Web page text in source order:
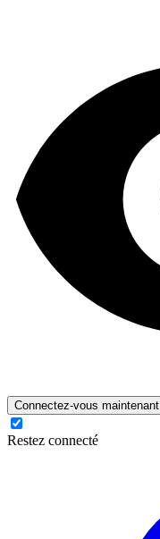
Connectez-vous maintenant
Restez connecté